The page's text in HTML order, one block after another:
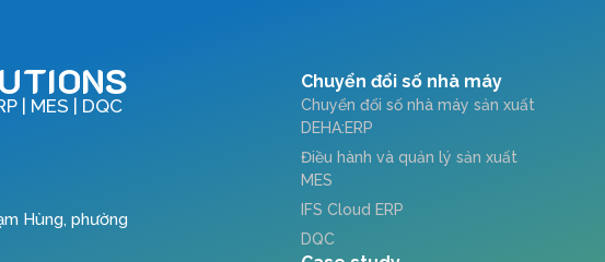
| MES | DQC
Hùng, phường
Chuyển đổi số nhà máy
Chuyển đổi số nhà máy sản xuất
DEHA:ERP
Điều hành và quản lý sản xuất
MES
IFS Cloud ERP
DQC